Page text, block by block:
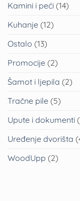
Kamini i peći (14)
Kuhanje (12)
Ostalo (13)
Promocije (2)
Šamot i ljepila (2)
Tračne pile (5)
Upute i dokumenti
Uređenje dvorišta
WoodUpp (2)